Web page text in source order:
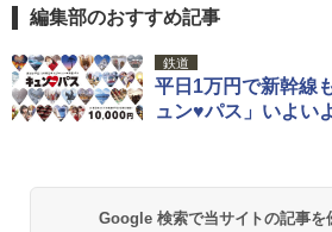
BUNDOK(バンドッ
-08EX カーキ ソロ
レーム テント
GRANDOOR ステ
編集部のおすすめ記事
鉄道
平日1万円で新幹線
ュン♥パス」いよい
Google 検索で当サイトの記事を